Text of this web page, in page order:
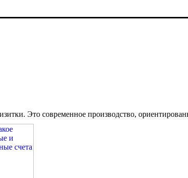
Это современное производство,